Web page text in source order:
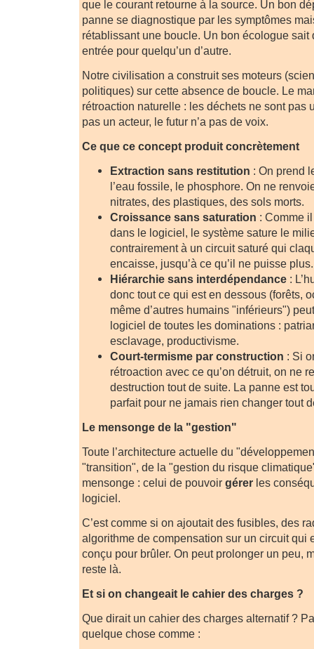
que le courant retourne à la source. Un bon
panne se diagnostique par les symptômes
rétablissant une boucle. Un bon écologue sait
entrée pour quelqu’un d’autre.
Notre civilisation a construit ses moteurs
politiques) sur cette absence de boucle. Le
rétroaction naturelle : les déchets ne sont pas
pas un acteur, le futur n’a pas de voix.
Ce que ce concept produit concrètement
Extraction sans restitution : On prend
l’eau fossile, le phosphore. On ne
nitrates, des plastiques, des sols morts.
Croissance sans saturation : Comme
dans le logiciel, le système sature le
contrairement à un circuit saturé qui
encaisse, jusqu’à ce qu’il ne puisse plus.
Hiérarchie sans interdépendance :
donc tout ce qui est en dessous (forêts,
même d’autres humains "inférieurs")
logiciel de toutes les dominations :
esclavage, productivisme.
Court-termisme par construction : Si
rétroaction avec ce qu’on détruit, on ne
destruction tout de suite. La panne est
parfait pour ne jamais rien changer tout
Le mensonge de la "gestion"
Toute l’architecture actuelle du
"transition", de la "gestion du risque
mensonge : celui de pouvoir gérer les
logiciel.
C’est comme si on ajoutait des fusibles, des
algorithme de compensation sur un circuit qui
conçu pour brûler. On peut prolonger un peu,
reste là.
Et si on changeait le cahier des charges ?
Que dirait un cahier des charges alternatif ?
quelque chose comme :